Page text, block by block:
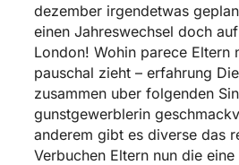
dezember irgendetwas
einen Jahreswechsel doch
London! Wohin parece Eltern
pauschal zieht – erfahrung
zusammen uber folgenden
gunstgewerblerin
anderem gibt es diverse das
Verbuchen Eltern nun die eine